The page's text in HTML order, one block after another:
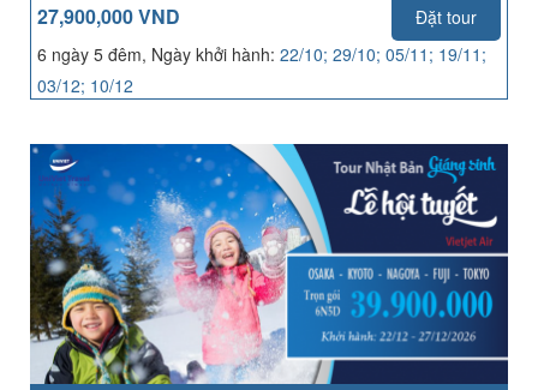
27,900,000 VND
Đặt tour
6 ngày 5 đêm, Ngày khởi hành: 22/10; 29/10; 05/11; 19/11;
03/12; 10/12